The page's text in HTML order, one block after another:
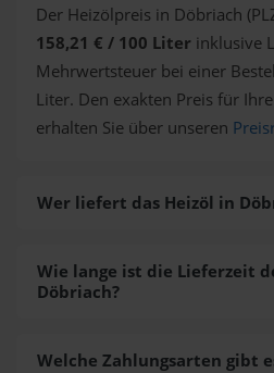
Der Heizölpreis in Döbriach
158,21 € / 100 Liter inklusive
Mehrwertsteuer bei einer
Liter. Den exakten Preis für
erhalten Sie über unseren
Wer liefert das Heizöl in
Wie lange ist die Lieferzeit
Döbriach?
Welche Zahlungsarten gibt